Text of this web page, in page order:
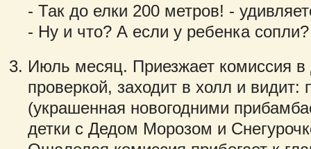
- Так до елки 200 метров! -
- Ну и что? А если у ребенка сопли?
Июль месяц. Приезжает комиссия в
проверкой, заходит в холл и видит:
(украшенная новогодними
детки с Дедом Морозом и